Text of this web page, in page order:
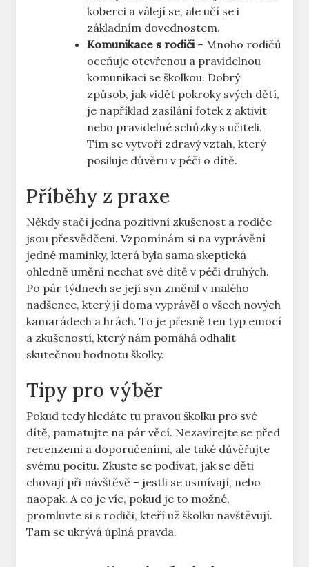
koberci a válejí se, ale učí se i
základním dovednostem.
Komunikace s rodiči– Mnoho rodičů
oceňuje otevřenou a pravidelnou
komunikaci se školkou. Dobrý
způsob, jak vidět pokroky svých dětí,
je například zasílání fotek z aktivit
nebo pravidelné schůzky s učiteli.
Tím se vytvoří zdravý vztah, který
posiluje důvěru v péči o dítě.
Příběhy z praxe
Někdy stačí jedna pozitivní zkušenost a rodiče
jsou přesvědčeni. Vzpomínám si na vyprávění
jedné maminky, která byla sama skeptická
ohledně umění nechat své dítě v péči druhých.
Po pár týdnech se její syn změnil v malého
nadšence, který jí doma vyprávěl o všech nových
kamarádech a hrách. To je přesně ten typ emocí
a zkušeností, který nám pomáhá odhalit
skutečnou hodnotu školky.
Tipy pro výběr
Pokud tedy hledáte tu pravou školku pro své
dítě, pamatujte na pár věcí. Nezavírejte se před
recenzemi a doporučeními, ale také důvěřujte
svému pocitu. Zkuste se podívat, jak se děti
chovají při návštěvě – jestli se usmívají, nebo
naopak. A co je víc, pokud je to možné,
promluvte si s rodiči, kteří už školku navštěvují.
Tam se ukrývá úplná pravda.